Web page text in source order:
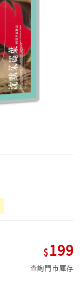
199
查詢門市庫存